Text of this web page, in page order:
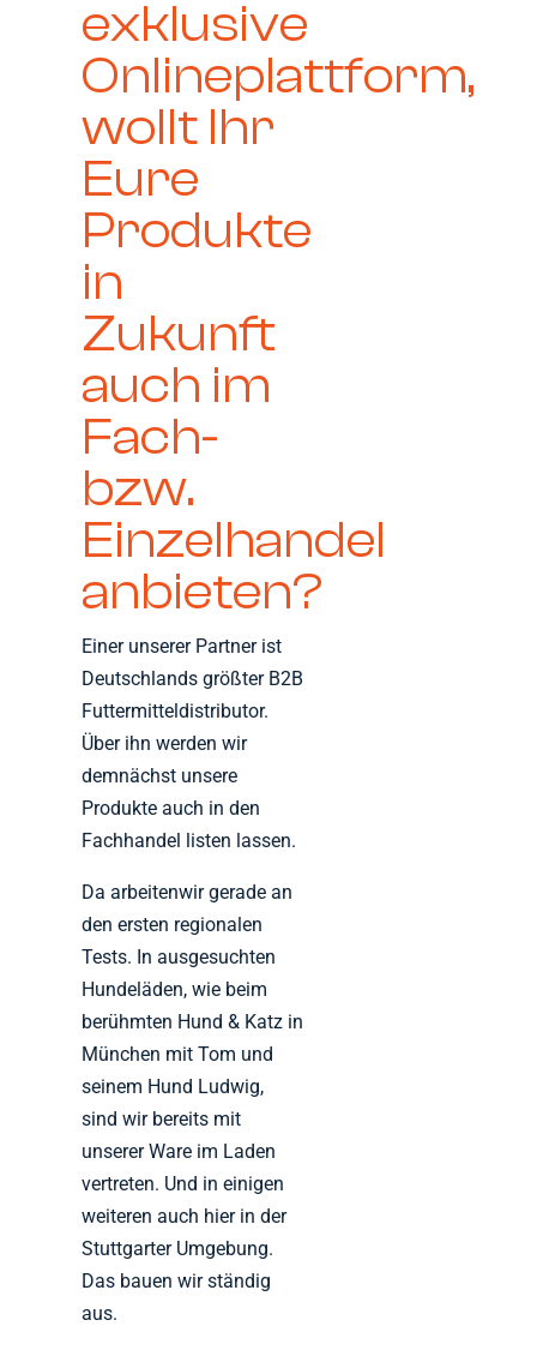
exklusive
Onlineplattform,
wollt Ihr
Eure
Produkte
in
Zukunft
auch im
Fach-
bzw.
Einzelhandel
anbieten?
Einer unserer Partner ist
Deutschlands größter B2B
Futtermitteldistributor.
Über ihn werden wir
demnächst unsere
Produkte auch in den
Fachhandel listen lassen.
Da arbeitenwir gerade an
den ersten regionalen
Tests. In ausgesuchten
Hundeläden, wie beim
berühmten Hund & Katz in
München mit Tom und
seinem Hund Ludwig,
sind wir bereits mit
unserer Ware im Laden
vertreten. Und in einigen
weiteren auch hier in der
Stuttgarter Umgebung.
Das bauen wir ständig
aus.